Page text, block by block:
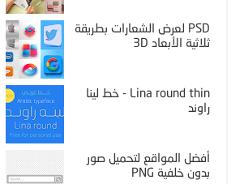
PSD لعرض الشعارات بطريقة
ثلاثية الأبعاد 3D
Lina round thin - خط لينا
راوند
أفضل المواقع لتحميل صور
بدون خلفية PNG